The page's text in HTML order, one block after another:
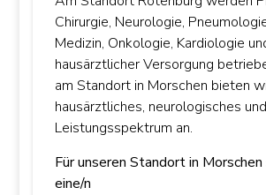
Chirurgie, Neurologie,
Medizin, Onkologie, Kardiologie
hausärztlicher Versorgung
am Standort in Morschen bieten
hausärztliches, neurologisches
Leistungsspektrum an.
Für unseren Standort in
eine/n